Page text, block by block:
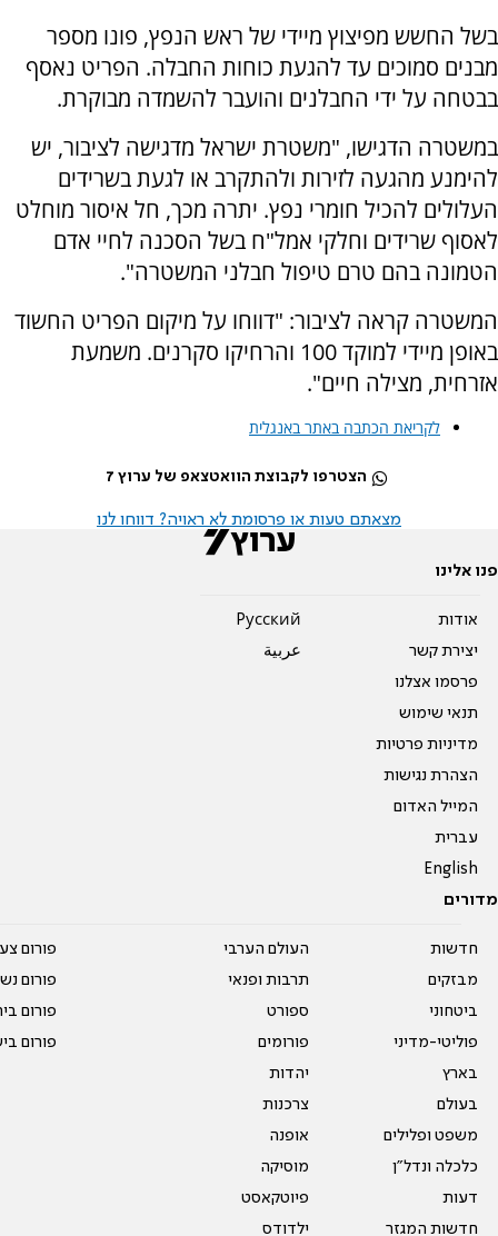
בשל החשש מפיצוץ מיידי של ראש הנפץ, פונו מספר
מבנים סמוכים עד להגעת כוחות החבלה. הפריט נאסף
בבטחה על ידי החבלנים והועבר להשמדה מבוקרת.
במשטרה הדגישו, "משטרת ישראל מדגישה לציבור, יש
להימנע מהגעה לזירות ולהתקרב או לגעת בשרידים
העלולים להכיל חומרי נפץ. יתרה מכך, חל איסור מוחלט
לאסוף שרידים וחלקי אמל"ח בשל הסכנה לחיי אדם
הטמונה בהם טרם טיפול חבלני המשטרה".
המשטרה קראה לציבור: "דווחו על מיקום הפריט החשוד
באופן מיידי למוקד 100 והרחיקו סקרנים. משמעת
אזרחית, מצילה חיים".
לקריאת הכתבה באתר באנגלית
הצטרפו לקבוצת הוואטצאפ של ערוץ 7
מצאתם טעות או פרסומת לא ראויה? דווחו לנו
פנו אלינו
אודות
יצירת קשר
פרסמו אצלנו
תנאי שימוש
מדיניות פרטיות
הצהרת נגישות
המייל האדום
עברית
English
Pусский
عربية
מדורים
חדשות
מבזקים
ביטחוני
פוליטי-מדיני
בארץ
בעולם
משפט ופלילים
כלכלה ונדל"ן
דעות
חדשות המגזר
העולם הערבי
תרבות ופנאי
ספורט
פורומים
יהדות
צרכנות
אופנה
מוסיקה
פיוטקאסט
ילדודס
פורום
פורום
פורום
פורום